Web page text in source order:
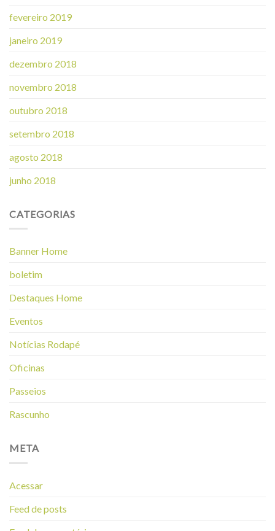
fevereiro 2019
janeiro 2019
dezembro 2018
novembro 2018
outubro 2018
setembro 2018
agosto 2018
junho 2018
CATEGORIAS
Banner Home
boletim
Destaques Home
Eventos
Notícias Rodapé
Oficinas
Passeios
Rascunho
META
Acessar
Feed de posts